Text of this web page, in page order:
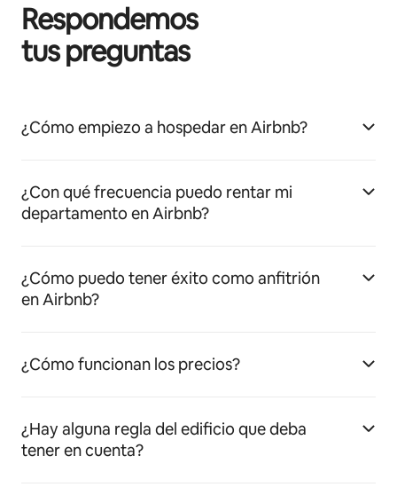
Respondemos
tus preguntas
¿Cómo empiezo a hospedar en Airbnb?
¿Con qué frecuencia puedo rentar mi
departamento en Airbnb?
¿Cómo puedo tener éxito como anfitrión
en Airbnb?
¿Cómo funcionan los precios?
¿Hay alguna regla del edificio que deba
tener en cuenta?